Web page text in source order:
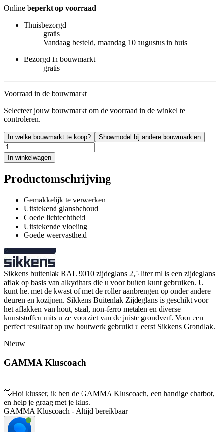
Online beperkt op voorraad
Thuisbezorgd
gratis
Vandaag besteld, maandag 10 augustus in huis
Bezorgd in bouwmarkt
gratis
Voorraad in de bouwmarkt
Selecteer jouw bouwmarkt om de voorraad in de winkel te
controleren.
In welke bouwmarkt te koop? Showmodel bij andere bouwmarkten
In winkelwagen
Productomschrijving
Gemakkelijk te verwerken
Uitstekend glansbehoud
Goede lichtechtheid
Uitstekende vloeiing
Goede weervastheid
Sikkens buitenlak RAL 9010 zijdeglans 2,5 liter ml is een zijdeglans
aflak op basis van alkydhars die u voor buiten kunt gebruiken. U
kunt het met de kwast of met de roller aanbrengen op onder andere
deuren en kozijnen. Sikkens Buitenlak Zijdeglans is geschikt voor
het aflakken van hout, staal, non-ferro metalen en diverse
kunststoffen mits u ze voorziet van de juiste grondverf. Voor een
perfect resultaat op uw houtwerk gebruikt u eerst Sikkens Grondlak.
Nieuw
GAMMA Kluscoach
👋Hoi klusser, ik ben de GAMMA Kluscoach, een handige chatbot,
en help je graag met je klus.
GAMMA Kluscoach - Altijd bereikbaar